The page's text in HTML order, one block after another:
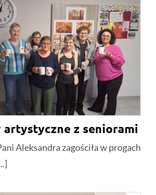
artystyczne z seniorami
Aleksandra zagościła w progach